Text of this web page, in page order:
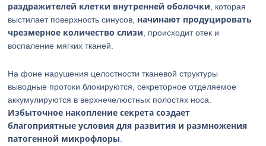
раздражителей клетки внутренней оболочки , которая
выстилает поверхность синусов, начинают продуцировать
чрезмерное количество слизи , происходит отек и
воспаление мягких тканей.
На фоне нарушения целостности тканевой структуры
выводные протоки блокируются, секреторное отделяемое
аккумулируются в верхнечелюстных полостях носа.
Избыточное накопление секрета создает
благоприятные условия для развития и размножения
патогенной микрофлоры